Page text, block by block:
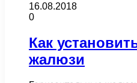
16.08.2018
0
Как
жалюзи